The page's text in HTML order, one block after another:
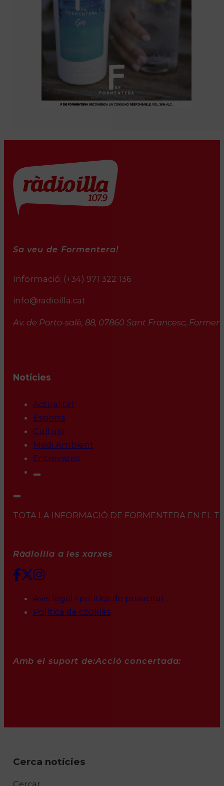
Sa veu de Formentera!
Informació: (+34) 971 322 136
info@radioilla.cat
Av. de Porto-salè, 88, 07860 Sant Francesc,
Notícies
Actualitat
Esports
Cultura
Medi Ambient
Entrevistes
TOTA LA INFORMACIÓ DE FORMENTERA EN EL
Ràdioilla a les xarxes
Avís legal i política de privacitat
Política de cookies
Amb el suport de:Acció concertada:
Cerca notícies